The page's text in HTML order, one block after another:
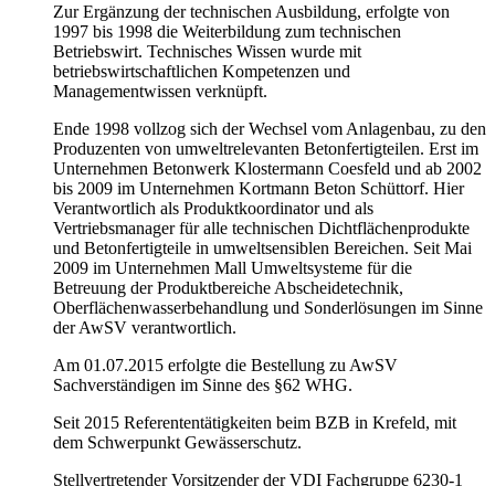
Zur Ergänzung der technischen Ausbildung, erfolgte von
1997 bis 1998 die Weiterbildung zum technischen
Betriebswirt. Technisches Wissen wurde mit
betriebswirtschaftlichen Kompetenzen und
Managementwissen verknüpft.
Ende 1998 vollzog sich der Wechsel vom Anlagenbau, zu den
Produzenten von umweltrelevanten Betonfertigteilen. Erst im
Unternehmen Betonwerk Klostermann Coesfeld und ab 2002
bis 2009 im Unternehmen Kortmann Beton Schüttorf. Hier
Verantwortlich als Produktkoordinator und als
Vertriebsmanager für alle technischen Dichtflächenprodukte
und Betonfertigteile in umweltsensiblen Bereichen. Seit Mai
2009 im Unternehmen Mall Umweltsysteme für die
Betreuung der Produktbereiche Abscheidetechnik,
Oberflächenwasserbehandlung und Sonderlösungen im Sinne
der AwSV verantwortlich.
Am 01.07.2015 erfolgte die Bestellung zu AwSV
Sachverständigen im Sinne des §62 WHG.
Seit 2015 Referententätigkeiten beim BZB in Krefeld, mit
dem Schwerpunkt Gewässerschutz.
Stellvertretender Vorsitzender der VDI Fachgruppe 6230-1